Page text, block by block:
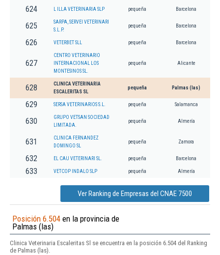
624 L ILLA VETERINARIA SLP pequeña Barcelona
625
SARPA, SERVEI VETERINARI
S.L.P.
pequeña Barcelona
626 VETERBET SLL pequeña Barcelona
627
CENTRO VETERINARIO
INTERNACIONAL LOS
MONTESINOS SL.
pequeña Alicante
628
CLINICA VETERINARIA
ESCALERITAS SL
pequeña Palmas (las)
629 SERSA VETERINARIOS S.L. pequeña Salamanca
630
GRUPO VETSAN SOCIEDAD
LIMITADA.
pequeña Almería
631
CLINICA FERNANDEZ
DOMINGO SL
pequeña Zamora
632 EL CAU VETERINARI SL. pequeña Barcelona
633 VETCOP INDALO SLP pequeña Almería
Ver Ranking de Empresas del CNAE 7500
Posición 6.504 en la provincia de
Palmas (las)
Clinica Veterinaria Escaleritas Sl se encuentra en la posición 6.504 del Ranking
de Palmas (las).